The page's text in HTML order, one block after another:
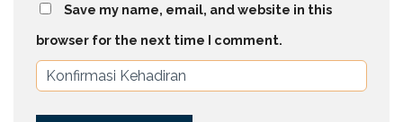
Save my name, email, and website in this
browser for the next time I comment.